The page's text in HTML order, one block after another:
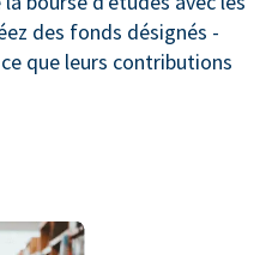
des fonds désignés -
que leurs contributions